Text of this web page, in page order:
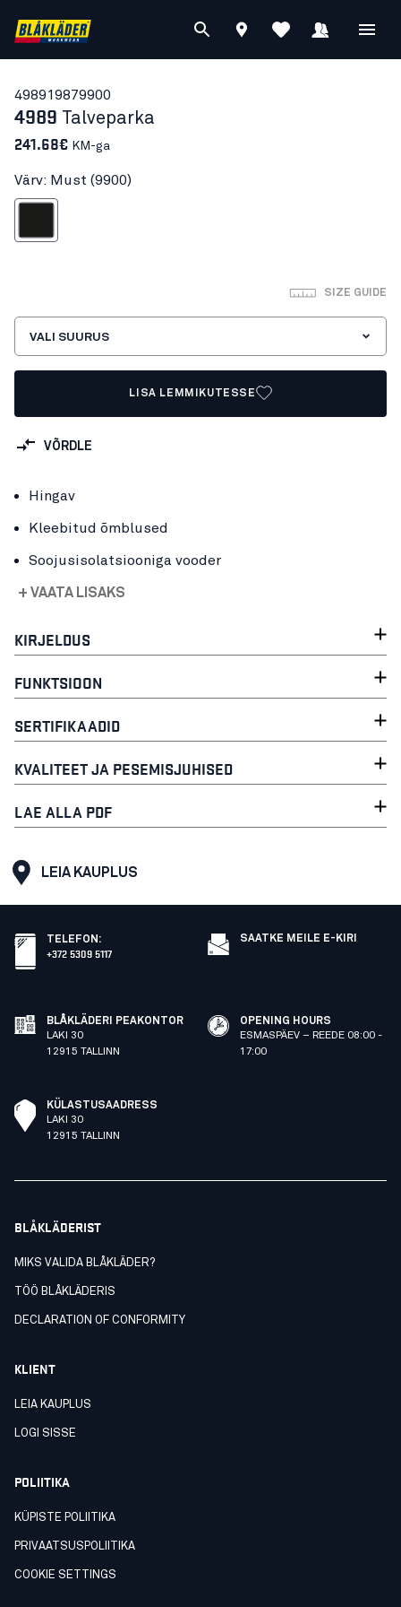
498919879900
4989 Talveparka
241.68€ KM-ga
Värv: Must (9900)
SIZE GUIDE
VALI SUURUS
LISA LEMMIKUTESSE
VÕRDLE
Hingav
Kleebitud õmblused
Soojusisolatsiooniga vooder
+ VAATA LISAKS
KIRJELDUS
FUNKTSIOON
SERTIFIKAADID
KVALITEET JA PESEMISJUHISED
LAE ALLA PDF
LEIA KAUPLUS
TELEFON :
+372 5309 5117
SAATKE MEILE E-KIRI
BLÅKLÄDERI PEAKONTOR
LAKI 30
12915 TALLINN
OPENING HOURS
ESMASPÄEV – REEDE 08:00 -
17:00
KÜLASTUSAADRESS
LAKI 30
12915 TALLINN
BLÅKLÄDERIST
MIKS VALIDA BLÅKLÄDER?
TÖÖ BLÅKLÄDERIS
DECLARATION OF CONFORMITY
KLIENT
LEIA KAUPLUS
LOGI SISSE
POLIITIKA
KÜPISTE POLIITIKA
PRIVAATSUSPOLIITIKA
COOKIE SETTINGS